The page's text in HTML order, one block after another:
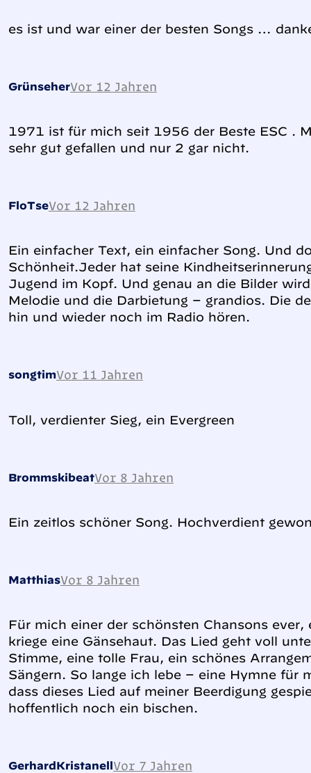
es ist und war einer der besten Songs …
GrünseherVor 12 Jahren
1971 ist für mich seit 1956 der Beste ESC .
sehr gut gefallen und nur 2 gar nicht.
FloTseVor 12 Jahren
Ein einfacher Text, ein einfacher Song. Und
Schönheit.Jeder hat seine
Jugend im Kopf. Und genau an die Bilder
Melodie und die Darbietung – grandios. Die
hin und wieder noch im Radio hören.
songtimVor 11 Jahren
Toll, verdienter Sieg, ein Evergreen
BrommskibeatVor 8 Jahren
Ein zeitlos schöner Song. Hochverdient
MatthiasVor 8 Jahren
Für mich einer der schönsten Chansons ever,
kriege eine Gänsehaut. Das Lied geht voll
Stimme, eine tolle Frau, ein schönes
Sängern. So lange ich lebe – eine Hymne für
dass dieses Lied auf meiner Beerdigung
hoffentlich noch ein bischen.
GerhardKristanellVor 7 Jahren